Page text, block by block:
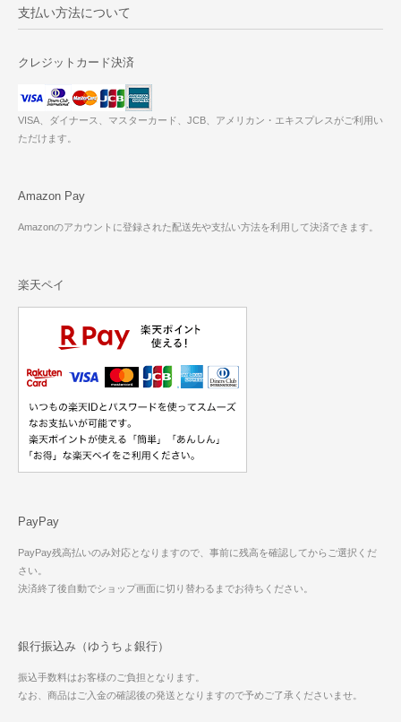
支払い方法について
クレジットカード決済
VISA、ダイナース、マスターカード、JCB、アメリカン・エキスプレスがご利用い
ただけます。
Amazon Pay
Amazonのアカウントに登録された配送先や支払い方法を利用して決済できます。
楽天ペイ
PayPay
PayPay残高払いのみ対応となりますので、事前に残高を確認してからご選択くだ
さい。
決済終了後自動でショップ画面に切り替わるまでお待ちください。
銀行振込み（ゆうちょ銀行）
振込手数料はお客様のご負担となります。
なお、商品はご入金の確認後の発送となりますので予めご了承くださいませ。